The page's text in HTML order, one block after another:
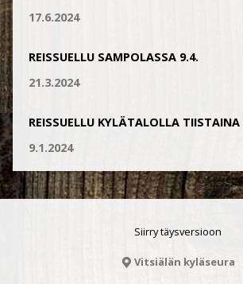
17.6.2024
REISSUELLU SAMPOLASSA 9.4.
21.3.2024
REISSUELLU KYLÄTALOLLA TIISTAINA
9.1.2024
Siirry täysversioon
Vitsiälän kyläseura